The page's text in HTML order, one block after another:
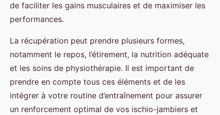
de faciliter les gains musculaires et de maximiser les
performances.
La récupération peut prendre plusieurs formes,
notamment le repos, l’étirement, la nutrition adéquate
et les soins de physiothérapie. Il est important de
prendre en compte tous ces éléments et de les
intégrer à votre routine d’entraînement pour assurer
un renforcement optimal de vos ischio-jambiers et